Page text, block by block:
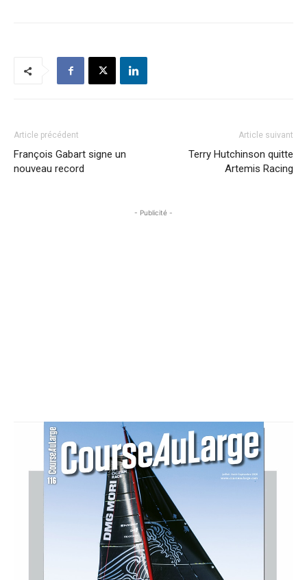
Article précédent
François Gabart signe un
nouveau record
Article suivant
Terry Hutchinson quitte
Artemis Racing
- Publicité -